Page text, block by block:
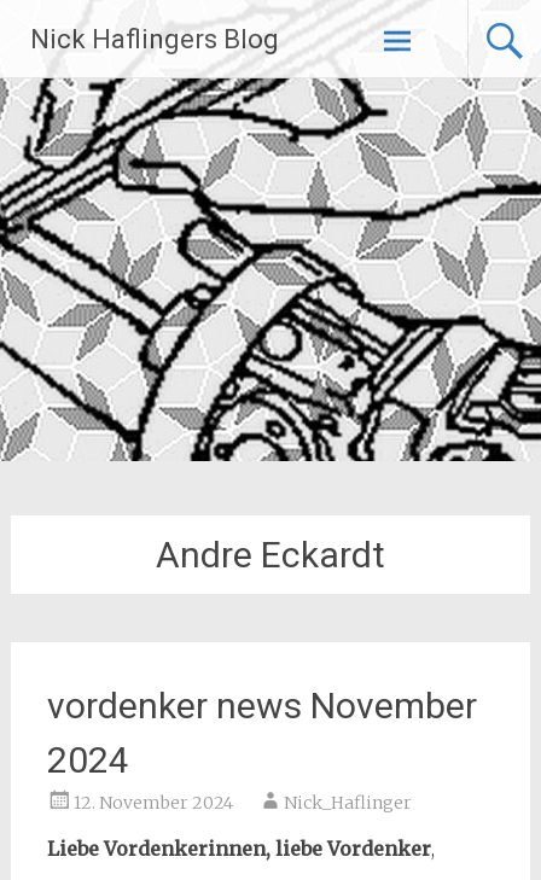
Inhalt
springen
Nick Haflingers Blog
Andre Eckardt
vordenker news November
2024
12. November 2024 Nick_Haflinger
Liebe Vordenkerinnen, liebe Vordenker,